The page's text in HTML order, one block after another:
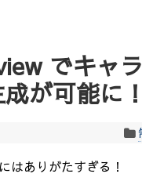
でキャ
が可能に！
はありがたすぎる！